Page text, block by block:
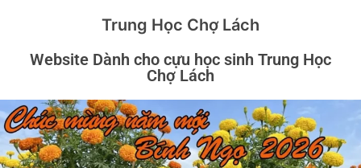
Trung Học Chợ Lách
Website Dành cho cựu học sinh Trung Học
Chợ Lách